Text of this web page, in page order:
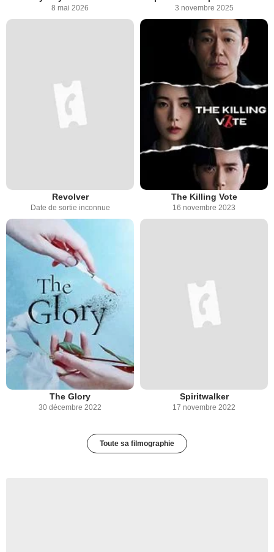
8 mai 2026 3 novembre 2025
Revolver
Date de sortie inconnue
The Killing Vote
16 novembre 2023
The Glory
30 décembre 2022
Spiritwalker
17 novembre 2022
Toute sa filmographie